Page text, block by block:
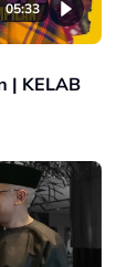
05:33
| KELAB